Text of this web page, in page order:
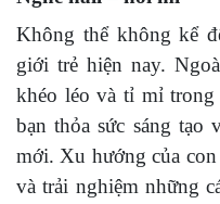
Không thể không kể
giới trẻ hiện nay.
khéo léo và tỉ mỉ
bạn thỏa sức sáng tạo
mới. Xu hướng của
và trải nghiệm những